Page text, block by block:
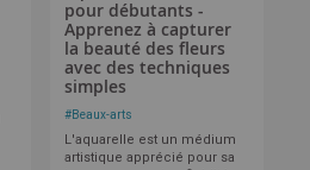
pour débutants -
Apprenez à capturer
la beauté des fleurs
avec des techniques
simples
#Beaux-arts
L'aquarelle est un médium
artistique apprécié pour sa